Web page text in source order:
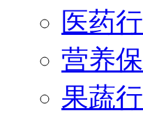
医药
营养
果蔬